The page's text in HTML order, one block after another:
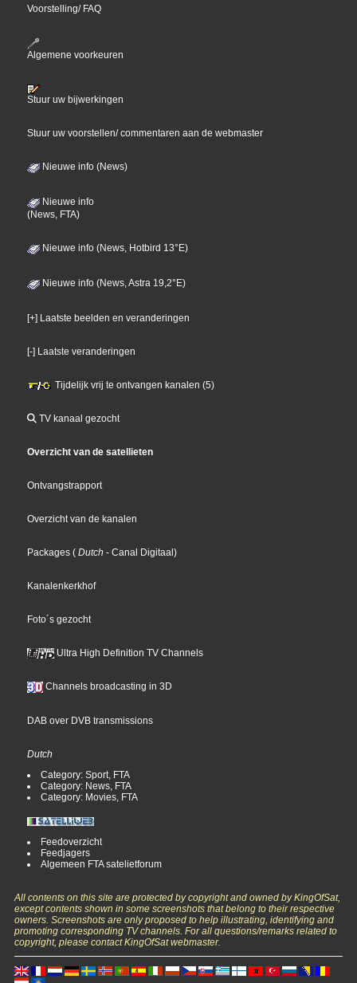
Voorstelling/ FAQ
Algemene voorkeuren
Stuur uw bijwerkingen
Stuur uw voorstellen/ commentaren aan de webmaster
Nieuwe info (News)
Nieuwe info
(News, FTA)
Nieuwe info (News, Hotbird 13°E)
Nieuwe info (News, Astra 19,2°E)
[+] Laatste beelden en veranderingen
[-] Laatste veranderingen
Tijdelijk vrij te ontvangen kanalen (5)
TV kanaal gezocht
Overzicht van de satellieten
Ontvangstrapport
Overzicht van de kanalen
Packages ( Dutch - Canal Digitaal)
Kanalenkerkhof
Foto´s gezocht
Ultra High Definition TV Channels
Channels broadcasting in 3D
DAB over DVB transmissions
Dutch
Category: Sport, FTA
Category: News, FTA
Category: Movies, FTA
Feedoverzicht
Feedjagers
Algemeen FTA satelietforum
All contents on this site are protected by copyright and owned by KingOfSat,
except contents shown in some screenshots that belong to their respective
owners. Screenshots are only proposed to help illustrating, identifying and
promoting corresponding TV channels. For all questions/remarks related to
copyright, please contact KingOfSat webmaster.